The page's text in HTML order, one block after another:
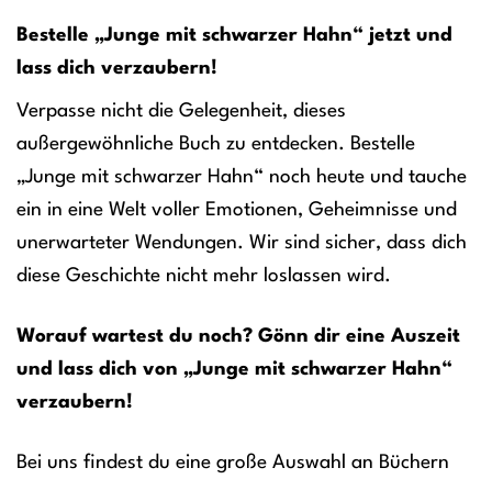
Bestelle „Junge mit schwarzer Hahn“ jetzt und
lass dich verzaubern!
Verpasse nicht die Gelegenheit, dieses
außergewöhnliche Buch zu entdecken. Bestelle
„Junge mit schwarzer Hahn“ noch heute und tauche
ein in eine Welt voller Emotionen, Geheimnisse und
unerwarteter Wendungen. Wir sind sicher, dass dich
diese Geschichte nicht mehr loslassen wird.
Worauf wartest du noch? Gönn dir eine Auszeit
und lass dich von „Junge mit schwarzer Hahn“
verzaubern!
Bei uns findest du eine große Auswahl an Büchern